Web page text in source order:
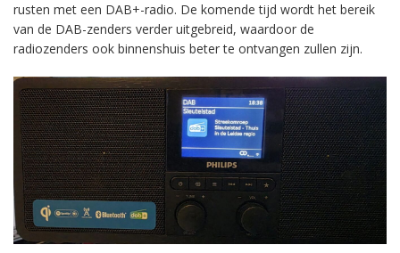
rusten met een DAB+-radio. De komende tijd wordt het bereik
van de DAB-zenders verder uitgebreid, waardoor de
radiozenders ook binnenshuis beter te ontvangen zullen zijn.